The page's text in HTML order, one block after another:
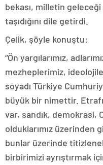
bekası, milletin geleceği
taşıdığını dile getirdi.
Çelik, şöyle konuştu:
“Ön yargılarımız,
mezheplerimiz,
soyadı Türkiye
büyük bir nimettir.
var, sandık, demokrasi,
olduklarımız üzerinden
bunlar üzerinde
birbirimizi ayrıştırmak